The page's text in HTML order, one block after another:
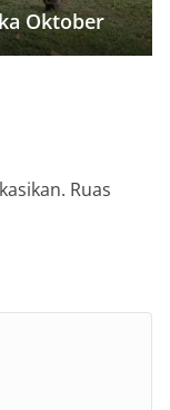
Oktober
Ruas